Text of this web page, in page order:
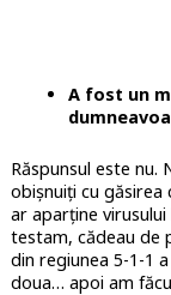
A fost un
Răspunsul este
obișnuiți cu găsirea
ar aparține
testam, cădeau de
din regiunea 5-1-1
doua… apoi am